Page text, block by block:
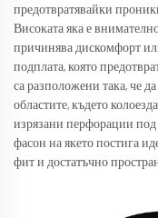
предотвратявайки
Високата яка е
причинява дискомфорт
подплата, която
са разположени така, че
областите, където
изрязани перфорации
фасон на якето постига
фит и достатъчно